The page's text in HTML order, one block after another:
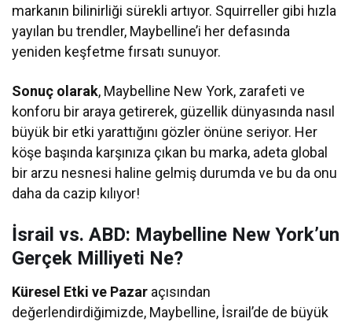
markanın bilinirliği sürekli artıyor. Squirreller gibi hızla
yayılan bu trendler, Maybelline’i her defasında
yeniden keşfetme fırsatı sunuyor.
Sonuç olarak, Maybelline New York, zarafeti ve
konforu bir araya getirerek, güzellik dünyasında nasıl
büyük bir etki yarattığını gözler önüne seriyor. Her
köşe başında karşınıza çıkan bu marka, adeta global
bir arzu nesnesi haline gelmiş durumda ve bu da onu
daha da cazip kılıyor!
İsrail vs. ABD: Maybelline New York’un
Gerçek Milliyeti Ne?
Küresel Etki ve Pazar açısından
değerlendirdiğimizde, Maybelline, İsrail’de de büyük